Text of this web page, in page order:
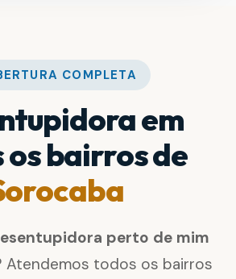
COMPLETA
em
bairros de
perto de mim
Atendemos todos os bairros